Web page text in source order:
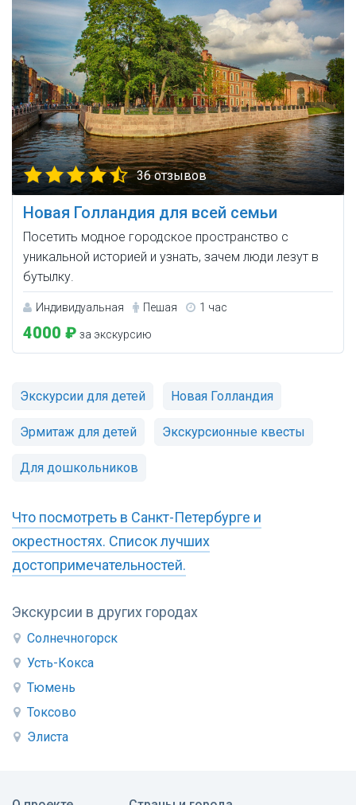
Экскурсии в других городах
Солнечногорск
Усть-Кокса
Тюмень
Токсово
Элиста
36 отзывов
Новая Голландия для всей семьи
Посетить модное городское пространство с
уникальной историей и узнать, зачем люди лезут в
бутылку.
Индивидуальная Пешая 1 час
4000 ₽ за экскурсию
Экскурсии для детей Новая Голландия
Эрмитаж для детей Экскурсионные квесты
Для дошкольников
Что посмотреть в Санкт-Петербурге и
окрестностях. Список лучших
достопримечательностей.